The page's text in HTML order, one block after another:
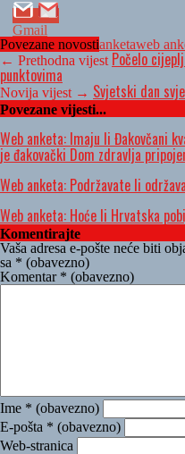
Gmail
Povezane novostianketaweb
← Prethodna vijest Počelo
punktovima
Novija vijest → Svjetski dan
Povezane vijesti...
Web anketa: Imaju li Đakovčani
je đakovački Dom zdravlja
Web anketa: Podržavate li
Web anketa: Hoće li Hrvatska
Komentirajte
Vaša adresa e-pošte neće biti
sa * (obavezno)
Komentar * (obavezno)
Ime * (obavezno)
E-pošta * (obavezno)
Web-stranica